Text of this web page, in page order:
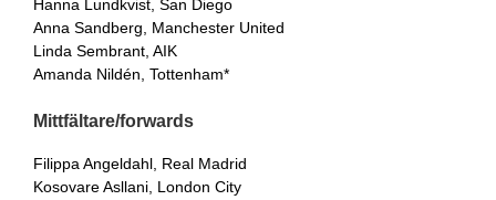
Hanna Lundkvist, San Diego
Anna Sandberg, Manchester United
Linda Sembrant, AIK
Amanda Nildén, Tottenham*
Mittfältare/forwards
Filippa Angeldahl, Real Madrid
Kosovare Asllani, London City